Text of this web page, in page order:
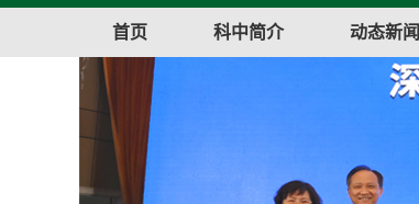
首页 科中简介 动态新闻